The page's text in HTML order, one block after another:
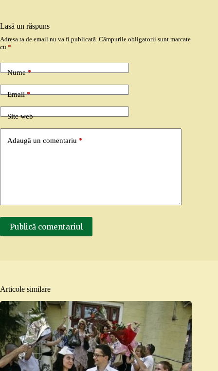
Lasă un răspuns
Adresa ta de email nu va fi publicată. Câmpurile obligatorii sunt marcate
cu *
Nume*
Email*
Site web
Adaugă un comentariu *
Publică comentariul
Articole similare